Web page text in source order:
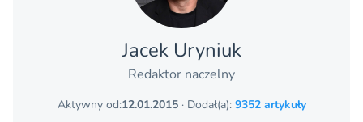
Jacek Uryniuk
Redaktor naczelny
Aktywny od:12.01.2015· Dodał(a): 9352 artykuły